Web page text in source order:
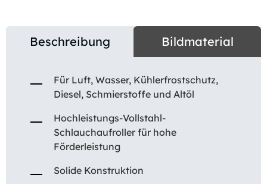
Beschreibung Bildmaterial
Für Luft, Wasser, Kühlerfrostschutz,
Diesel, Schmierstoffe und Altöl
Hochleistungs-Vollstahl-
Schlauchaufroller für hohe
Förderleistung
Solide Konstruktion